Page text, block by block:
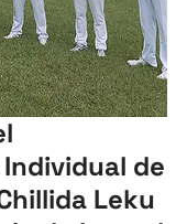
de
Leku